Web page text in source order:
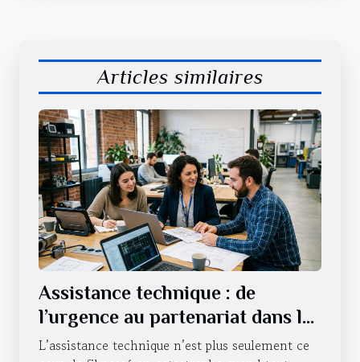
Articles similaires
Assistance technique : de
l’urgence au partenariat dans la
durée
L’assistance technique n’est plus seulement ce